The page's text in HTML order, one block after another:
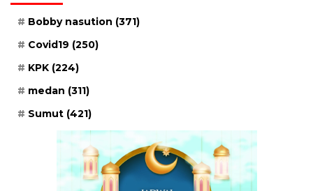
Bobby nasution (371)
Covid19 (250)
KPK (224)
medan (311)
Sumut (421)